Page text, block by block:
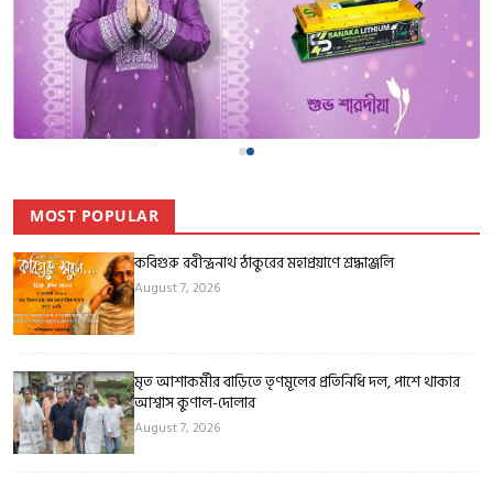
MOST POPULAR
কবিগুরু রবীন্দ্রনাথ ঠাকুরের মহাপ্রয়াণে শ্রদ্ধাঞ্জলি
August 7, 2026
মৃত আশাকর্মীর বাড়িতে তৃণমূলের প্রতিনিধি দল, পাশে থাকার
আশ্বাস কুণাল-দোলার
August 7, 2026